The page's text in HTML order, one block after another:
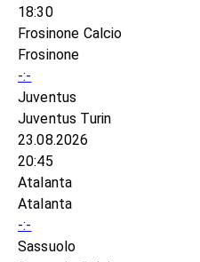
18:30
Frosinone Calcio
Frosinone
-:-
Juventus
Juventus Turin
23.08.2026
20:45
Atalanta
Atalanta
-:-
Sassuolo